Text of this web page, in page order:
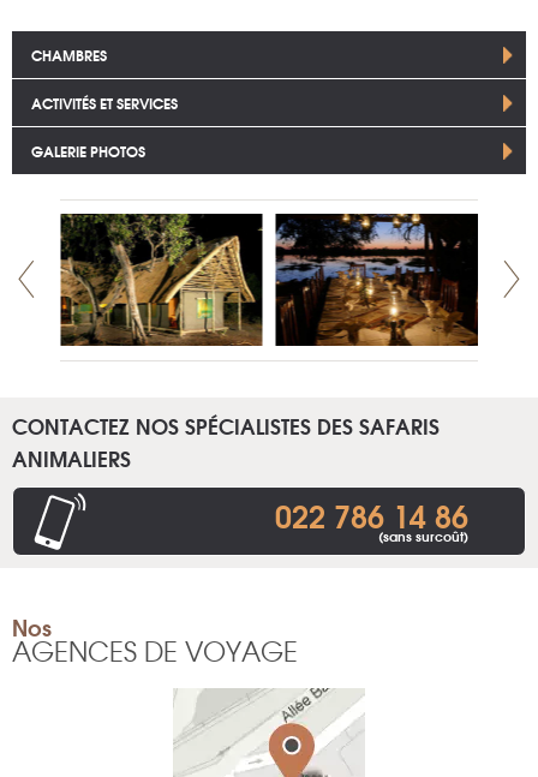
CHAMBRES
ACTIVITÉS ET SERVICES
GALERIE PHOTOS
CONTACTEZ NOS SPÉCIALISTES DES SAFARIS
ANIMALIERS
022 786 14 86
(sans surcoût)
Nos
AGENCES DE VOYAGE